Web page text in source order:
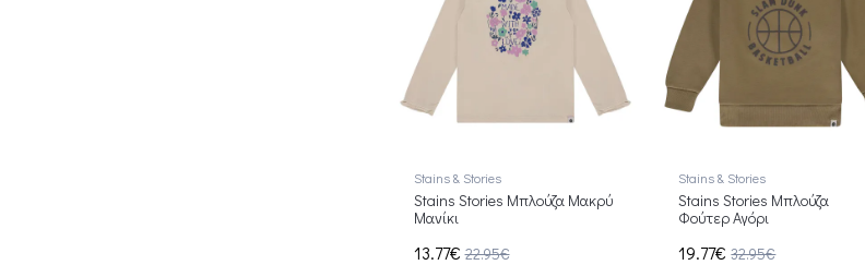
Stains & Stories
Stains Stories Μπλούζα Μακρύ
Μανίκι
13.77€ 22.95€
Stains & Stories
Stains Stories Μπλούζα
Φούτερ Αγόρι
19.77€ 32.95€